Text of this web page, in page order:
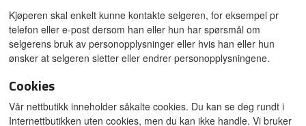
Kjøperen skal enkelt kunne kontakte selgeren, for eksempel pr
telefon eller e-post dersom han eller hun har spørsmål om
selgerens bruk av personopplysninger eller hvis han eller hun
ønsker at selgeren sletter eller endrer personopplysningene.
Cookies
Vår nettbutikk inneholder såkalte cookies. Du kan se deg rundt i
Internettbutikken uten cookies, men du kan ikke handle. Vi bruker